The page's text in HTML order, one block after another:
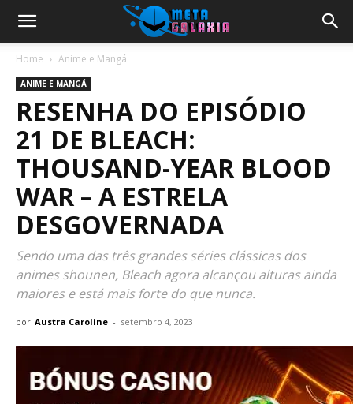
Home Anime e Mangá
ANIME E MANGÁ
RESENHA DO EPISÓDIO
21 DE BLEACH:
THOUSAND-YEAR BLOOD
WAR – A ESTRELA
DESGOVERNADA
Sendo uma das três grandes séries clássicas dos
animes shounen, Bleach agora alcançou alturas ainda
maiores e está mais forte do que nunca.
por Austra Caroline - setembro 4, 2023